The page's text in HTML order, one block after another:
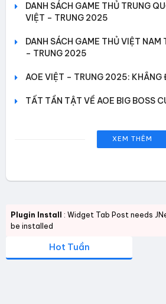
DANH SÁCH GAME THỦ TRUNG
VIỆT – TRUNG 2025
DANH SÁCH GAME THỦ VIỆT NAM
– TRUNG 2025
AOE VIỆT – TRUNG 2025: KHẲNG
TẤT TẦN TẬT VỀ AOE BIG BOSS
XEM THÊM
Plugin Install
: Widget Tab Post needs
be installed
Hot Tuần